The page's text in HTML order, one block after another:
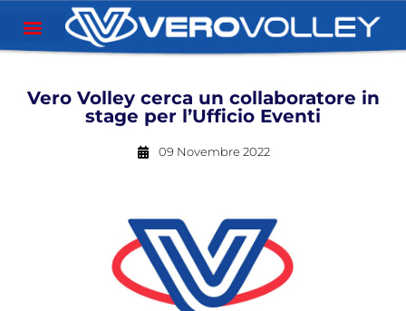
Vero Volley cerca un collaboratore in
stage per l’Ufficio Eventi
09 Novembre 2022